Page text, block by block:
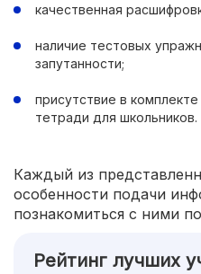
качественная
наличие тестовых
запутанности;
присутствие в
тетради для школьников.
Каждый из
особенности подачи
познакомиться с ними
Рейтинг лучших